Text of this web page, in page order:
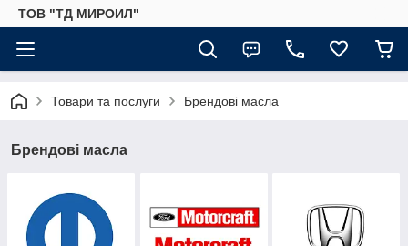
ТОВ "ТД МИРОИЛ"
Товари та послуги Брендові масла
Брендові масла